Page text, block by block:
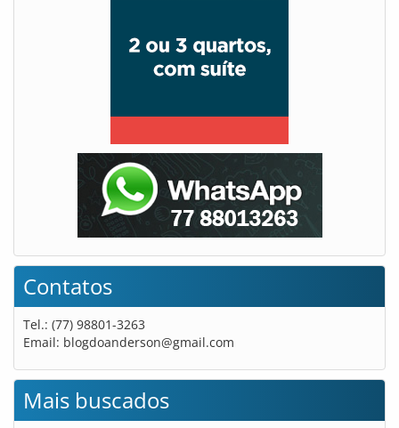
Contatos
Tel.: (77) 98801-3263
Email: blogdoanderson@gmail.com
Mais buscados